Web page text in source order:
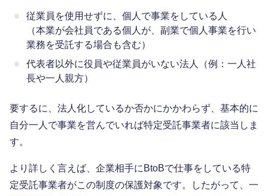
従業員を使用せずに、個人で事業をしている人
（本業が会社員である個人が、副業で個人事業を行い
業務を受託する場合も含む）
代表者以外に役員や従業員がいない法人（例：一人社
長や一人親方）
要するに、法人化しているか否かにかかわらず、基本的に
自分一人で事業を営んでいれば特定受託事業者に該当しま
す。
より詳しく言えば、企業相手にBtoBで仕事をしている特
定受託事業者がこの制度の保護対象です。したがって、一